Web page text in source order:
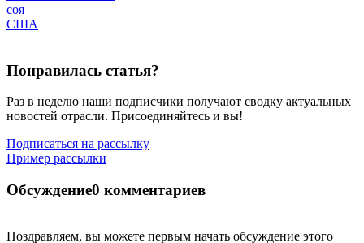
соя
США
Понравилась статья?
Раз в неделю наши подписчики получают сводку актуальных
новостей отрасли. Присоединяйтесь и вы!
Подписаться на рассылку
Пример рассылки
Обсуждение0 комментариев
Поздравляем, вы можете первым начать обсуждение этого